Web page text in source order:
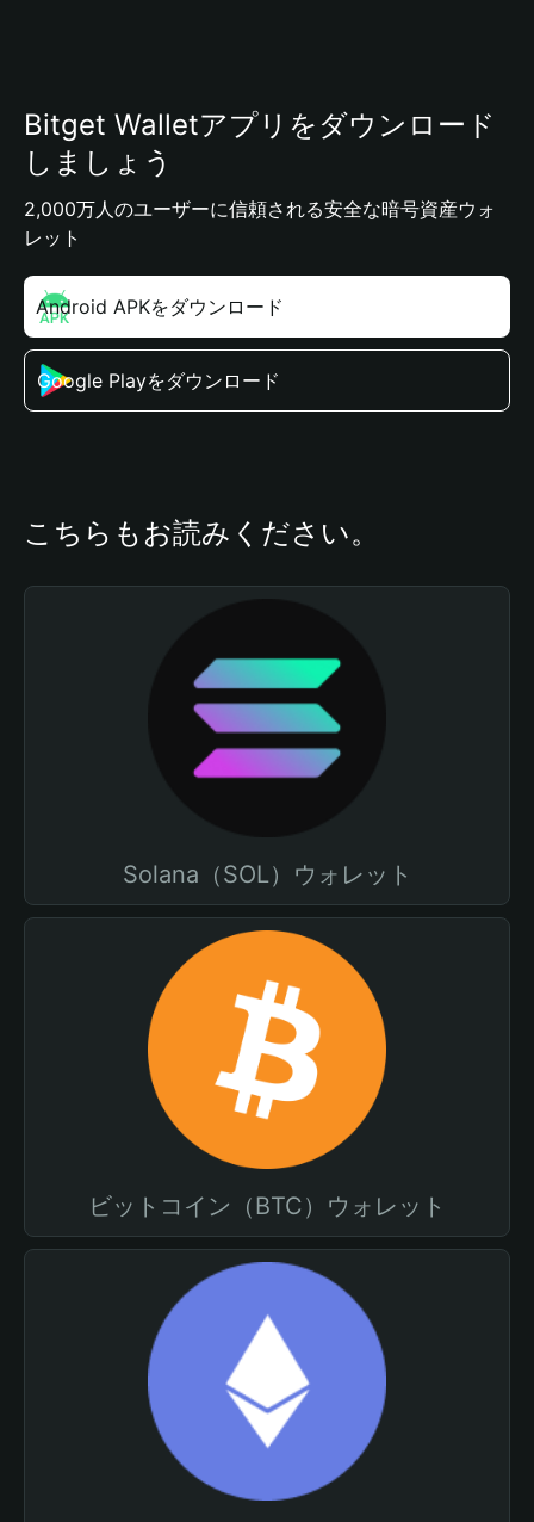
Bitget Walletアプリをダウンロード
しましょう
2,000万人のユーザーに信頼される安全な暗号資産ウォ
レット
Android APKをダウンロード
Google Playをダウンロード
こちらもお読みください。
Solana（SOL）ウォレット
ビットコイン（BTC）ウォレット